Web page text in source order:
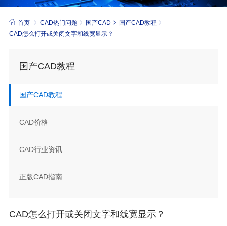
首页 CAD热门问题 国产CAD
国产CAD教程
CAD怎么打开或关闭文字和线宽显示？
国产CAD教程
国产CAD教程
CAD价格
CAD行业资讯
正版CAD指南
CAD怎么打开或关闭文字和线宽显示？